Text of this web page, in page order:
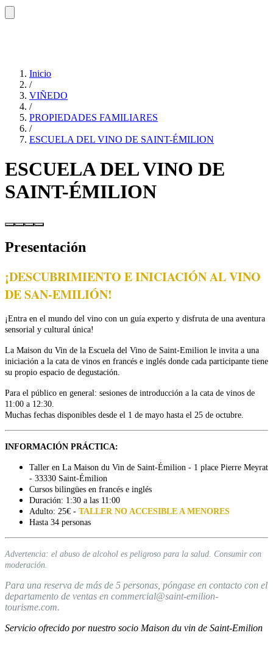
Inicio
/
VIÑEDO
/
PROPIEDADES FAMILIARES
/
ESCUELA DEL VINO DE SAINT-ÉMILION
ESCUELA DEL VINO DE
SAINT-ÉMILION
Presentación
¡DESCUBRIMIENTO E INICIACIÓN AL VINO
DE SAN-EMILIÓN!
¡Entra en el mundo del vino con un guía experto y disfruta de una aventura
sensorial y cultural única!
La Maison du Vin de la Escuela del Vino de Saint-Emilion le invita a una
iniciación a la cata de vinos en francés e inglés donde cada participante tiene
su propio espacio de degustación.
Para el público en general: sesiones de introducción a la cata de vinos de
11:00 a 12:30.
Muchas fechas disponibles desde el 1 de mayo hasta el 25 de octubre.
INFORMACIÓN PRÁCTICA:
Taller en La Maison du Vin de Saint-Émilion - 1 place Pierre Meyrat
- 33330 Saint-Émilion
Cursos bilingües en francés e inglés
Duración: 1:30 a las 11:00
Adulto: 25€ - TALLER NO ACCESIBLE A MENORES
Hasta 34 personas
Advertencia: el abuso de alcohol es peligroso para la salud. Consumir con
moderación.
Para una reserva de más de 5 personas, póngase en contacto con el
departamento de ventas en commercial@saint-emilion-
tourisme.com.
Servicio ofrecido por nuestro socio Maison du vin de Saint-Emilion